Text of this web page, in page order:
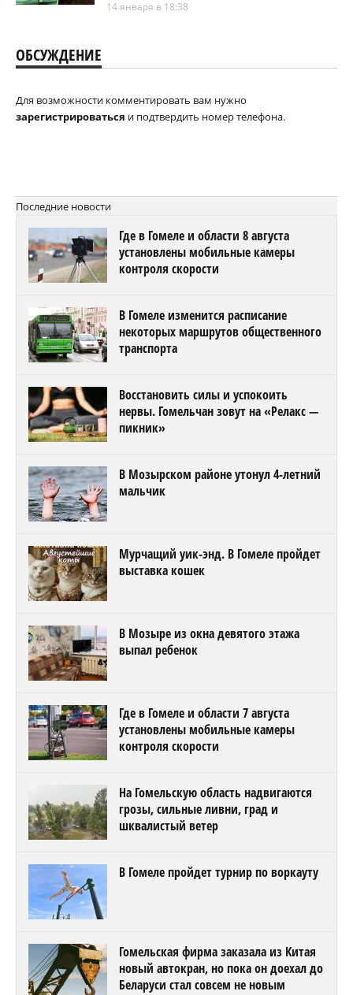
14 января в 18:38
ОБСУЖДЕНИЕ
Для возможности комментировать вам нужно
зарегистрироваться и подтвердить номер телефона.
Последние новости
Где в Гомеле и области 8 августа
установлены мобильные камеры
контроля скорости
В Гомеле изменится расписание
некоторых маршрутов общественного
транспорта
Восстановить силы и успокоить
нервы. Гомельчан зовут на «Релакс —
пикник»
В Мозырском районе утонул 4-летний
мальчик
Мурчащий уик-энд. В Гомеле пройдет
выставка кошек
В Мозыре из окна девятого этажа
выпал ребенок
Где в Гомеле и области 7 августа
установлены мобильные камеры
контроля скорости
На Гомельскую область надвигаются
грозы, сильные ливни, град и
шквалистый ветер
В Гомеле пройдет турнир по воркауту
Гомельская фирма заказала из Китая
новый автокран, но пока он доехал до
Беларуси стал совсем не новым